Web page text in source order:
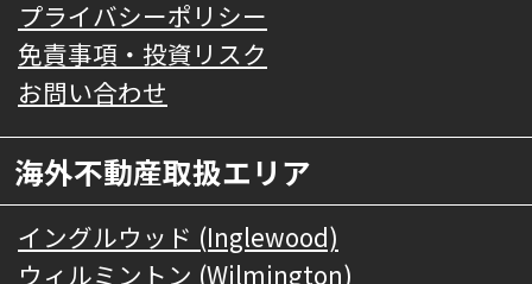
プライバシーポリシー
免責事項・投資リスク
お問い合わせ
海外不動産取扱エリア
イングルウッド (Inglewood)
ウィルミントン (Wilmington)